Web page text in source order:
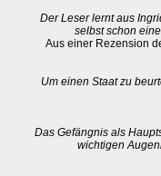
Der Leser lernt aus
selbst schon
Aus einer Rezension
Um einen Staat zu
Das Gefängnis als
wichtigen